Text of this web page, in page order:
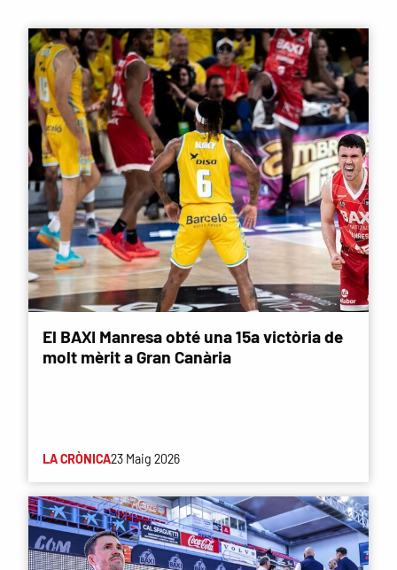
El BAXI Manresa obté una 15a victòria de
molt mèrit a Gran Canària
LA CRÒNICA23 Maig 2026